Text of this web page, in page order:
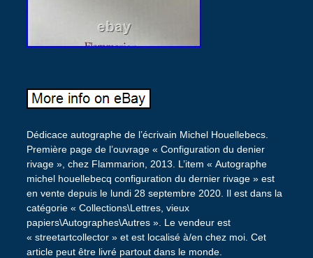
Dédicace autographe de l’écrivain Michel Houellebecs.
Première page de l’ouvrage « Configuration du denier
rivage », chez Flammarion, 2013. L’item « Autographe
michel houellebecq configuration du dernier rivage » est
en vente depuis le lundi 28 septembre 2020. Il est dans la
catégorie « Collections\Lettres, vieux
papiers\Autographes\Autres ». Le vendeur est
« streetartcollector » et est localisé à/en chez moi. Cet
article peut être livré partout dans le monde.